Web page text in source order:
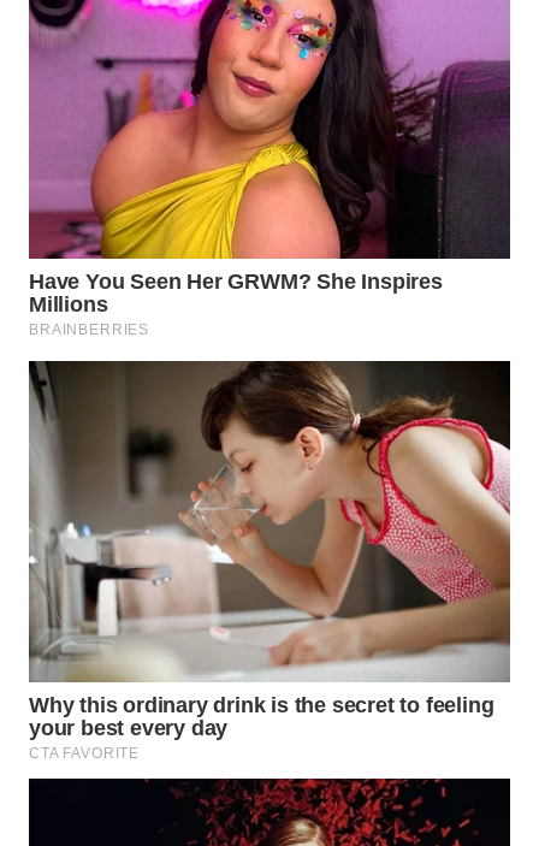
WAHANA
PERSONA
WAHANA
OTOMOTIF
WAHANA
HEALTH
WAHANA
DESA
WISATA
LAPAK
Network
KONSUMEN
LISTRIK
MASYARAKAT
KELISTRIKAN
WALINKI